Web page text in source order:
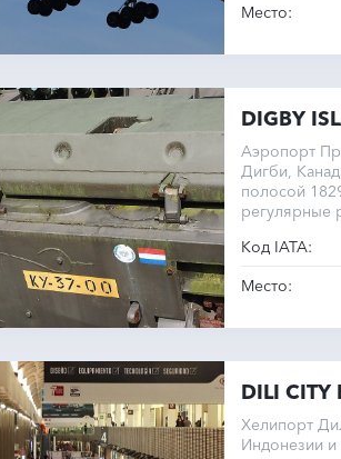
Место:
DIGBY
Аэропорт
Дигби,
полосой
регулярные
Код IATA:
Место:
DILI CITY
Хелипорт
Индонезии и